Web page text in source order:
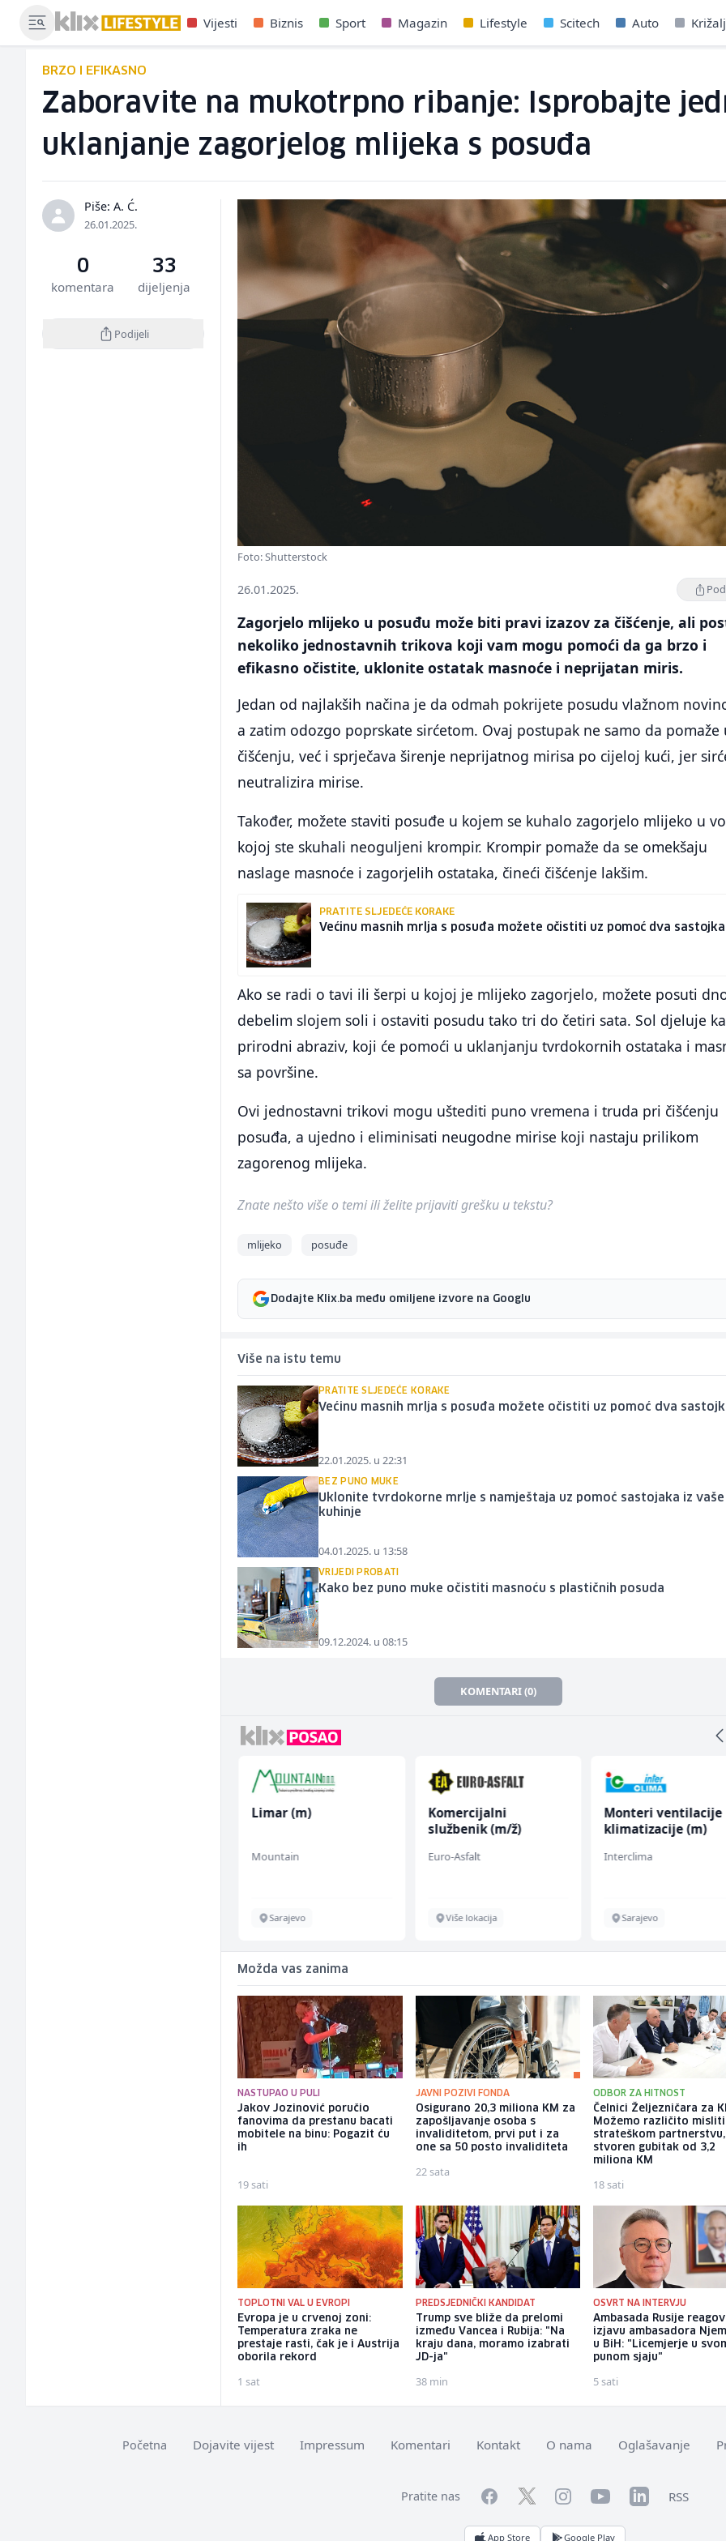
Vijesti Biznis Sport Magazin Lifestyle Scitech Auto
BRZO I EFIKASNO
Zaboravite na mukotrpno ribanje: Isprobajte
uklanjanje zagorjelog mlijeka s posuđa
Piše: A. Ć.
26.01.2025.
0
komentara
33
dijeljenja
Podijeli
Foto: Shutterstock
26.01.2025.
Zagorjelo mlijeko u posuđu može biti pravi izazov za čišćenje, ali
nekoliko jednostavnih trikova koji vam mogu pomoći da ga brzo i
efikasno očistite, uklonite ostatak masnoće i neprijatan miris.
Jedan od najlakših načina je da odmah pokrijete posudu vlažnom
a zatim odozgo poprskate sirćetom. Ovaj postupak ne samo da pomaže
čišćenju, već i sprječava širenje neprijatnog mirisa po cijeloj kući, jer
neutralizira mirise.
Također, možete staviti posuđe u kojem se kuhalo zagorjelo mlijeko u
kojoj ste skuhali neoguljeni krompir. Krompir pomaže da se omekšaju
naslage masnoće i zagorjelih ostataka, čineći čišćenje lakšim.
PRATITE SLJEDEĆE KORAKE
Većinu masnih mrlja s posuđa možete očistiti uz pomoć dva sastojka
Ako se radi o tavi ili šerpi u kojoj je mlijeko zagorjelo, možete posuti
debelim slojem soli i ostaviti posudu tako tri do četiri sata. Sol djeluje
prirodni abraziv, koji će pomoći u uklanjanju tvrdokornih ostataka i
sa površine.
Ovi jednostavni trikovi mogu uštediti puno vremena i truda pri čišćenju
posuđa, a ujedno i eliminisati neugodne mirise koji nastaju prilikom
zagorenog mlijeka.
Znate nešto više o temi ili želite prijaviti grešku u tekstu?
mlijeko posuđe
Dodajte Klix.ba među omiljene izvore na Googlu
Više na istu temu
PRATITE SLJEDEĆE KORAKE
Većinu masnih mrlja s posuđa možete očistiti uz pomoć dva
22.01.2025. u 22:31
BEZ PUNO MUKE
Uklonite tvrdokorne mrlje s namještaja uz pomoć sastojaka iz vaše
kuhinje
04.01.2025. u 13:58
VRIJEDI PROBATI
Kako bez puno muke očistiti masnoću s plastičnih posuda
09.12.2024. u 08:15
KOMENTARI (0)
Limar (m)
Mountain
Sarajevo
Komercijalni
službenik (m/ž)
Euro-Asfalt
Više lokacija
Monteri ventilacije
klimatizacije (m)
Interclima
Sarajevo
Možda vas zanima
NASTUPAO U PULI
Jakov Jozinović poručio
fanovima da prestanu bacati
mobitele na binu: Pogazit ću
ih
19 sati
JAVNI POZIVI FONDA
Osigurano 20,3 miliona KM za
zapošljavanje osoba s
invaliditetom, prvi put i za
one sa 50 posto invaliditeta
22 sata
ODBOR ZA HITNOST
Čelnici Željezničara za
Možemo različito
strateškom
stvoren gubitak od 3,2
miliona KM
18 sati
TOPLOTNI VAL U EVROPI
Evropa je u crvenoj zoni:
Temperatura zraka ne
prestaje rasti, čak je i Austrija
oborila rekord
1 sat
PREDSJEDNIČKI KANDIDAT
Trump sve bliže da prelomi
između Vancea i Rubija: "Na
kraju dana, moramo izabrati
JD-ja"
38 min
OSVRT NA INTERVJU
Ambasada Rusije
izjavu ambasadora
u BiH: "Licemjerje u
punom sjaju"
5 sati
Početna Dojavite vijest Impressum Komentari Kontakt O nama Oglašavanje
Pratite nas FacebookTwitterInstagramYouTubeLinkedInRSS
App Store Google Play